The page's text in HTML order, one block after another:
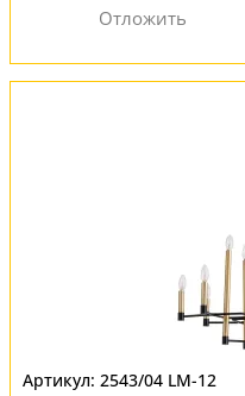
2543/04 LM-12